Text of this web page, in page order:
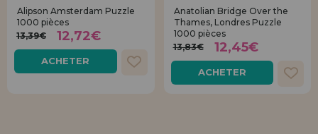
Alipson Amsterdam Puzzle
1000 pièces
13,39€
12,72€
ACHETER
Anatolian Bridge Over the
Thames, Londres Puzzle
1000 pièces
13,83€
12,45€
ACHETER